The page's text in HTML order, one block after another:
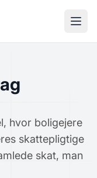
hvor boligejere
skattepligtige
skat, man